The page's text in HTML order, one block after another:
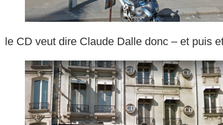
le CD veut dire Claude Dalle donc – et puis